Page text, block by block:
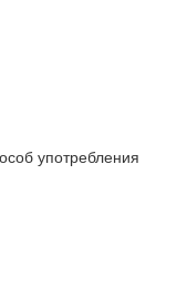
употребления